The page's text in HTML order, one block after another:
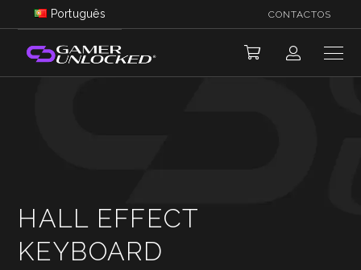
Português CONTACTOS
HALL EFFECT
KEYBOARD